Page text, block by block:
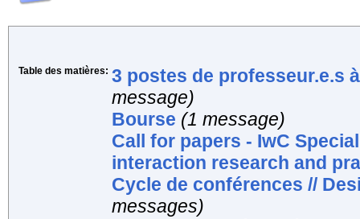
Table des matières: 3 postes de professeur.e.s
message)
Bourse (1 message)
Call for papers - IwC
interaction research and
Cycle de conférences //
messages)